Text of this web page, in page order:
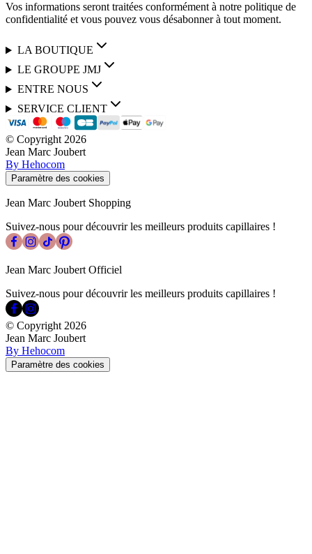
Vos informations seront traitées conformément à notre politique de
confidentialité et vous pouvez vous désabonner à tout moment.
LA BOUTIQUE
LE GROUPE JMJ
ENTRE NOUS
SERVICE CLIENT
© Copyright 2026
Jean Marc Joubert
By Hehocom
Paramètre des cookies
Jean Marc Joubert Shopping
Suivez-nous pour découvrir les meilleurs produits capillaires !
Jean Marc Joubert Officiel
Suivez-nous pour découvrir les meilleurs produits capillaires !
© Copyright 2026
Jean Marc Joubert
By Hehocom
Paramètre des cookies